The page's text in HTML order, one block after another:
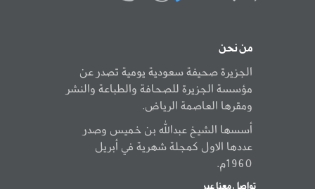
من نحن
الجزيرة صحيفة سعودية يومية تصدر عن
مؤسسة الجزيرة للصحافة والطباعة والنشر
ومقرها العاصمة الرياض.
أسسها الشيخ عبدالله بن خميس وصدر
عددها الاول كمجلة شهرية في أبريل
1960م.
تواصل معنا عبر